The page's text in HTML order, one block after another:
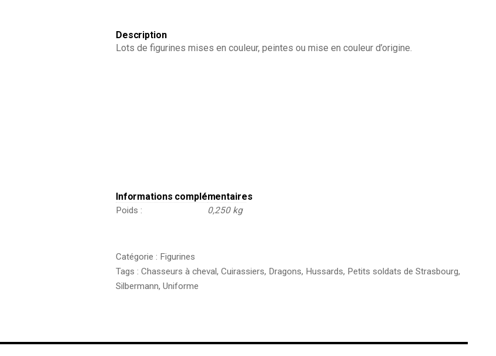
Description
Lots de figurines mises en couleur, peintes ou mise en couleur d’origine.
Informations complémentaires
Poids 0,250 kg
Catégorie : Figurines
Tags : Chasseurs à cheval, Cuirassiers, Dragons, Hussards, Petits soldats de Strasbourg,
Silbermann, Uniforme